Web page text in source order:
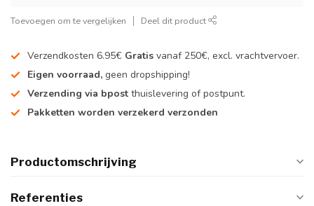
Toevoegen om te vergelijken Deel dit product
Verzendkosten 6.95€ Gratis vanaf 250€, excl. vrachtvervoer.
Eigen voorraad, geen dropshipping!
Verzending via bpost thuislevering of postpunt.
Pakketten worden verzekerd verzonden
Productomschrijving
Referenties